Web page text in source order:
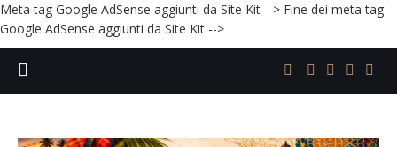
Meta tag Google AdSense aggiunti da Site Kit --> Fine dei meta tag
Google AdSense aggiunti da Site Kit -->